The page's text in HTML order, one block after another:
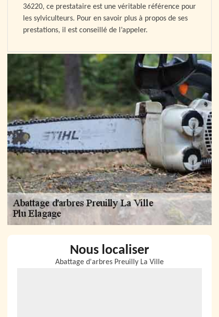
36220, ce prestataire est une véritable référence pour
les sylviculteurs. Pour en savoir plus à propos de ses
prestations, il est conseillé de l’appeler.
Nous localiser
Abattage d'arbres Preuilly La Ville